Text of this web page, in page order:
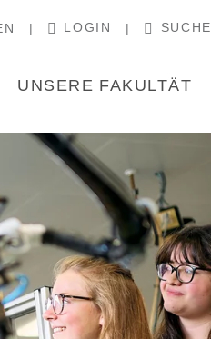
LOGIN SUCHE
UNSERE FAKULTÄT